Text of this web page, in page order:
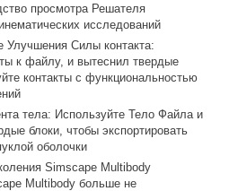
просмотра Решателя
исследований
Улучшения Силы контакта:
к файлу, и вытеснил твердые
контакты с функциональностью
тела: Используйте Тело Файла и
блоки, чтобы экспортировать
оболочки
Simscape Multibody
Multibody больше не